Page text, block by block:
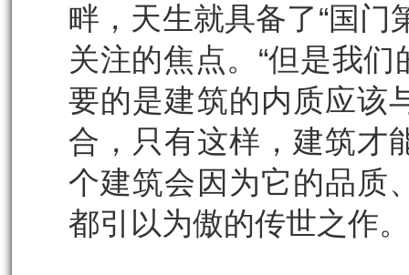
畔，天生就具备了“国门
关注的焦点。“但是我
要的是建筑的内质应该
合，只有这样，建筑才
个建筑会因为它的品质
都引以为傲的传世之作